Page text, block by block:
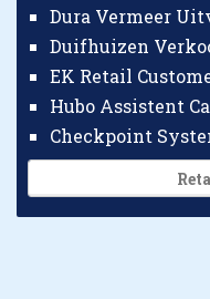
Dura Vermeer
Duifhuizen
EK Retail
Hubo Assistent